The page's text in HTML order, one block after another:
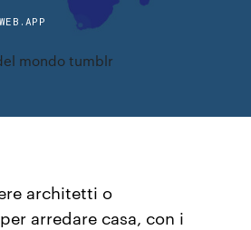
mondo tumblr
architetti o
arredare casa, con i